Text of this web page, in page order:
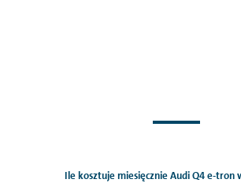
Ile kosztuje miesięcznie Audi Q4 e-tron